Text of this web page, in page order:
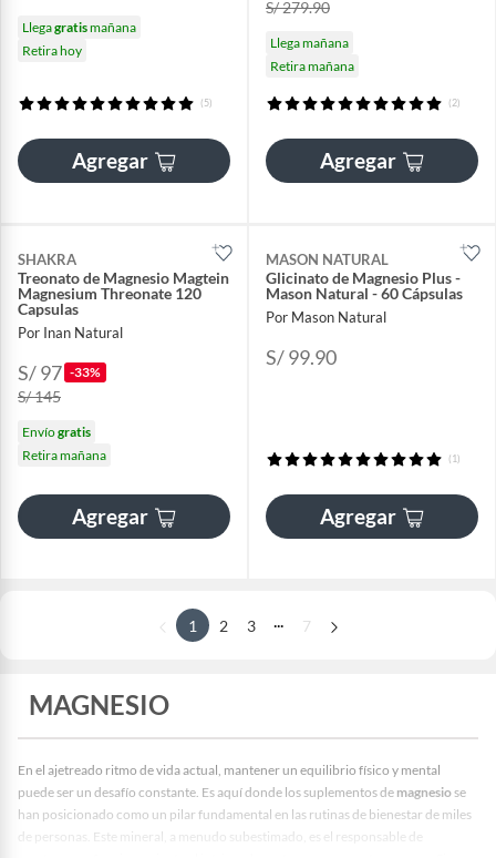
Llegagratismañana
Retira hoy
(5)
Agregar
S/ 279.90
Llega mañana
Retira mañana
(2)
Agregar
SHAKRA
Treonato de Magnesio Magtein
Magnesium Threonate 120
Capsulas
Por Inan Natural
S/ 97 -33%
S/ 145
Envíogratis
Retira mañana
Agregar
MASON NATURAL
Glicinato de Magnesio Plus -
Mason Natural - 60 Cápsulas
Por Mason Natural
S/ 99.90
(1)
Agregar
1 2 3 ... 7
MAGNESIO
En el ajetreado ritmo de vida actual, mantener un equilibrio físico y mental
puede ser un desafío constante. Es aquí donde los suplementos de magnesiose
han posicionado como un pilar fundamental en las rutinas de bienestar de miles
de personas. Este mineral, a menudo subestimado, es el responsable de